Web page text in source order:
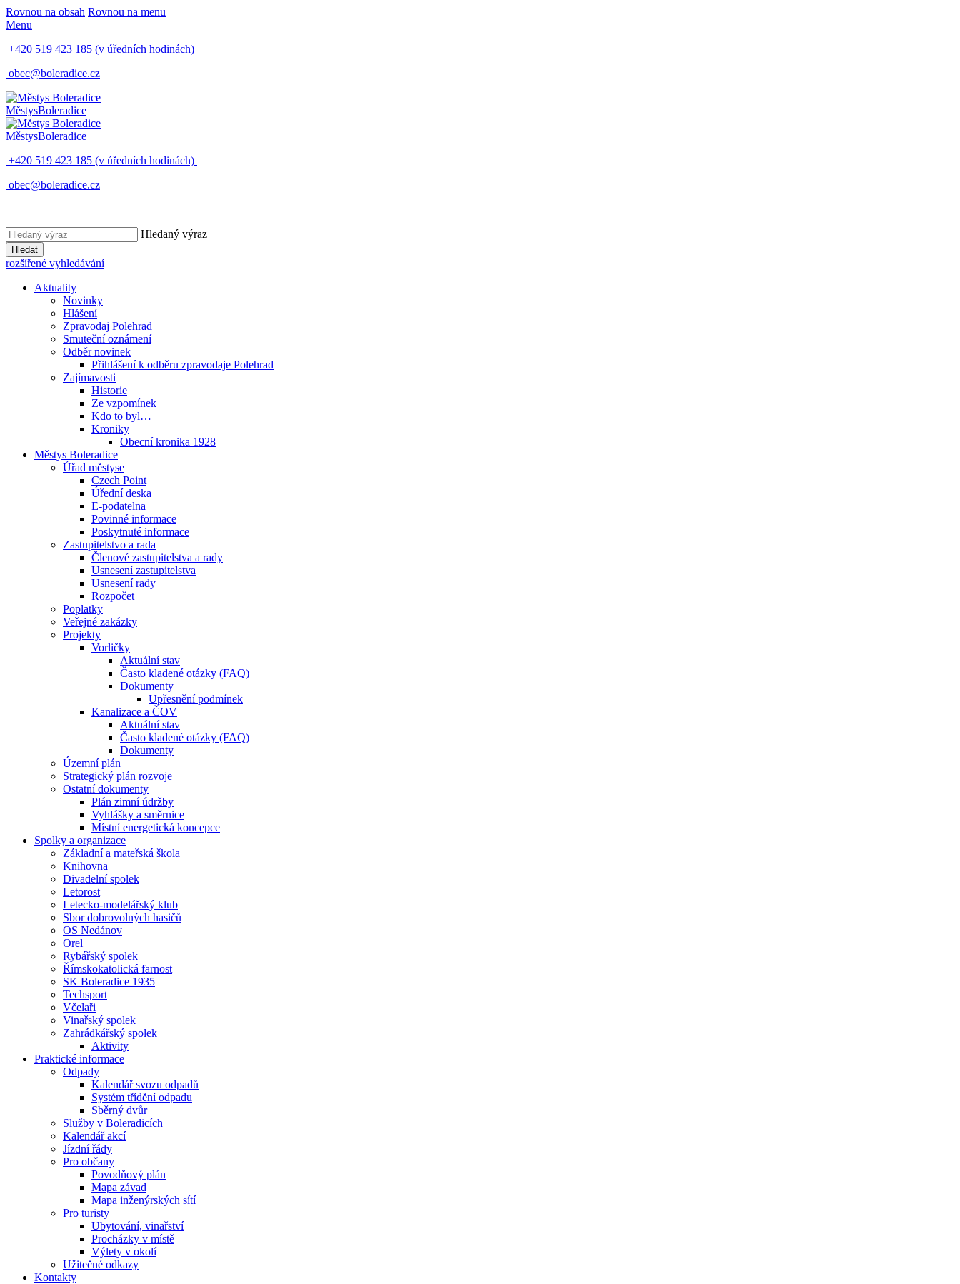
Rovnou na obsah Rovnou na menu
Menu
+420 519 423 185 (v úředních hodinách)
obec@boleradice.cz
MěstysBoleradice
MěstysBoleradice
+420 519 423 185 (v úředních hodinách)
obec@boleradice.cz
Hledaný výraz
Hledat
rozšířené vyhledávání
Aktuality
Novinky
Hlášení
Zpravodaj Polehrad
Smuteční oznámení
Odběr novinek
Přihlášení k odběru zpravodaje Polehrad
Zajímavosti
Historie
Ze vzpomínek
Kdo to byl…
Kroniky
Obecní kronika 1928
Městys Boleradice
Úřad městyse
Czech Point
Úřední deska
E-podatelna
Povinné informace
Poskytnuté informace
Zastupitelstvo a rada
Členové zastupitelstva a rady
Usnesení zastupitelstva
Usnesení rady
Rozpočet
Poplatky
Veřejné zakázky
Projekty
Vorličky
Aktuální stav
Často kladené otázky (FAQ)
Dokumenty
Upřesnění podmínek
Kanalizace a ČOV
Aktuální stav
Často kladené otázky (FAQ)
Dokumenty
Územní plán
Strategický plán rozvoje
Ostatní dokumenty
Plán zimní údržby
Vyhlášky a směrnice
Místní energetická koncepce
Spolky a organizace
Základní a mateřská škola
Knihovna
Divadelní spolek
Letorost
Letecko-modelářský klub
Sbor dobrovolných hasičů
OS Nedánov
Orel
Rybářský spolek
Římskokatolická farnost
SK Boleradice 1935
Techsport
Včelaři
Vinařský spolek
Zahrádkářský spolek
Aktivity
Praktické informace
Odpady
Kalendář svozu odpadů
Systém třídění odpadu
Sběrný dvůr
Služby v Boleradicích
Kalendář akcí
Jízdní řády
Pro občany
Povodňový plán
Mapa závad
Mapa inženýrských sítí
Pro turisty
Ubytování, vinařství
Procházky v místě
Výlety v okolí
Užitečné odkazy
Kontakty